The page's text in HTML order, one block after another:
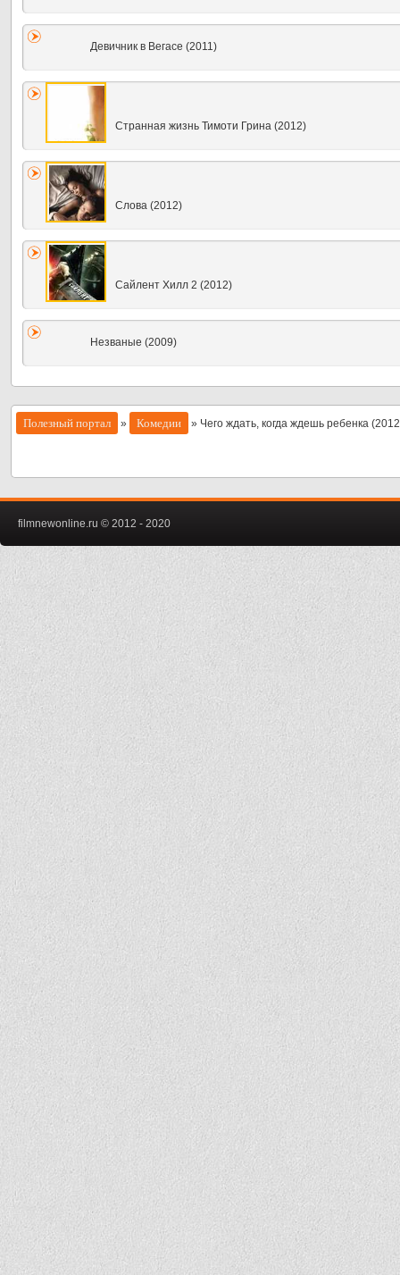
Девичник в Вегасе (2011)
Странная жизнь Тимоти Грина (2012)
Слова (2012)
Сайлент Хилл 2 (2012)
Незваные (2009)
Полезный портал » Комедии » Чего ждать, когда ждешь ребенка
filmnewonline.ru © 2012 - 2020